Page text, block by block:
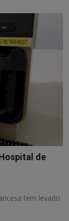
de
tem levado